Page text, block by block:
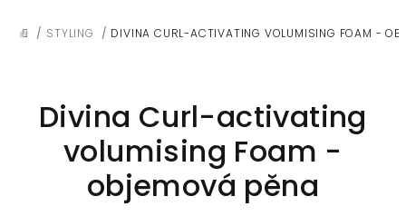
DOMŮ
/ STYLING / DIVINA CURL-ACTIVATING VOLUMISING FOAM -
Divina Curl-activating
volumising Foam -
objemová pěna